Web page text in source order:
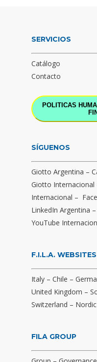
SERVICIOS
Catálogo
Contacto
POLITICAS
SÍGUENOS
Giotto Argentina –
Giotto Internacional
Internacional –
LinkedIn Argentina –
YouTube
F.I.L.A. WEBSITES
Italy – Chile –
United Kingdom –
Switzerland – Nordic
FILA GROUP